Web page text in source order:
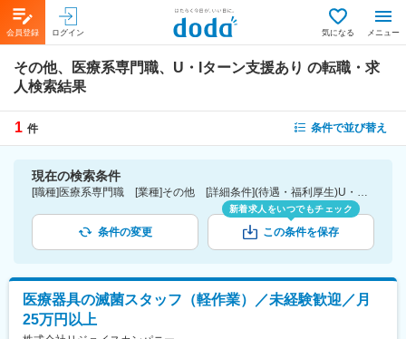
会員登録 ログイン 気になる メニュー
その他、医療系専門職、U・Iターン支援あり の転職・求
人検索結果
1 件 条件で並び替え
現在の検索条件
[職種]医療系専門職 [業種]その他 [詳細条件](待遇・福利厚生)U・Iターン支援あり
条件の変更
新着求人をいつでもチェック
この条件を保存
医療器具の滅菌スタッフ（軽作業）／未経験歓迎／月
25万円以上